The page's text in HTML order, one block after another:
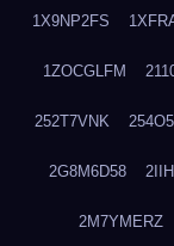
1X9NP2FS
1ZOCGLFM
252T7VNK
2G8M6D58
2M7YMERZ